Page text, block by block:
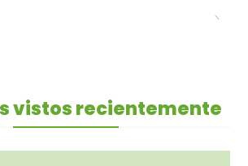
vistos recientemente